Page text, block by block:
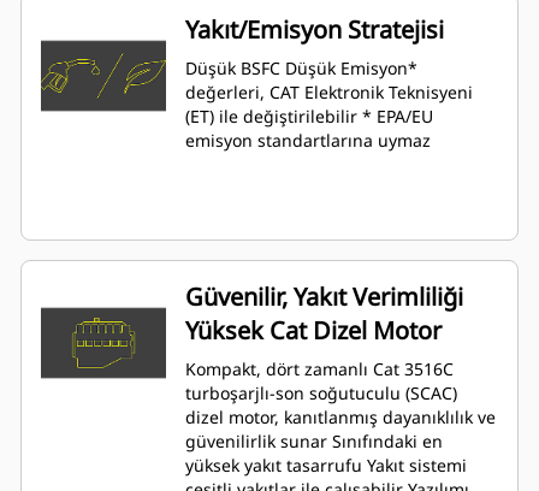
Yakıt/Emisyon Stratejisi
Düşük BSFC Düşük Emisyon*
değerleri, CAT Elektronik Teknisyeni
(ET) ile değiştirilebilir * EPA/EU
emisyon standartlarına uymaz
Güvenilir, Yakıt Verimliliği
Yüksek Cat Dizel Motor
Kompakt, dört zamanlı Cat 3516C
turboşarjlı-son soğutuculu (SCAC)
dizel motor, kanıtlanmış dayanıklılık ve
güvenilirlik sunar Sınıfındaki en
yüksek yakıt tasarrufu Yakıt sistemi